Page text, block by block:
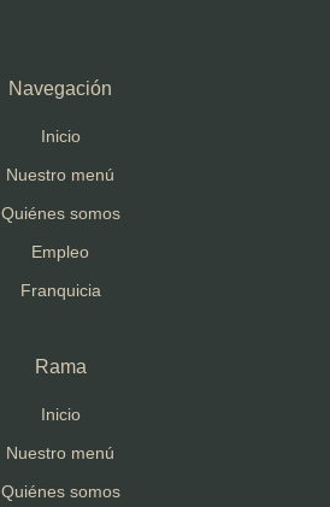
Navegación
Inicio
Nuestro menú
Quiénes somos
Empleo
Franquicia
Rama
Inicio
Nuestro menú
Quiénes somos